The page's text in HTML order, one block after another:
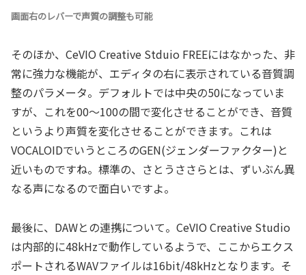
画面右のレバーで声質の調整も可能
そのほか、CeVIO Creative Stduio FREEにはなかった、非
常に強力な機能が、エディタの右に表示されている音質調
整のパラメータ。デフォルトでは中央の50になっていま
すが、これを00～100の間で変化させることができ、音質
というより声質を変化させることができます。これは
VOCALOIDでいうところのGEN(ジェンダーファクター)と
近いものですね。標準の、さとうささらとは、ずいぶん異
なる声になるので面白いですよ。
最後に、DAWとの連携について。CeVIO Creative Studio
は内部的に48kHzで動作しているようで、ここからエクス
ポートされるWAVファイルは16bit/48kHzとなります。そ